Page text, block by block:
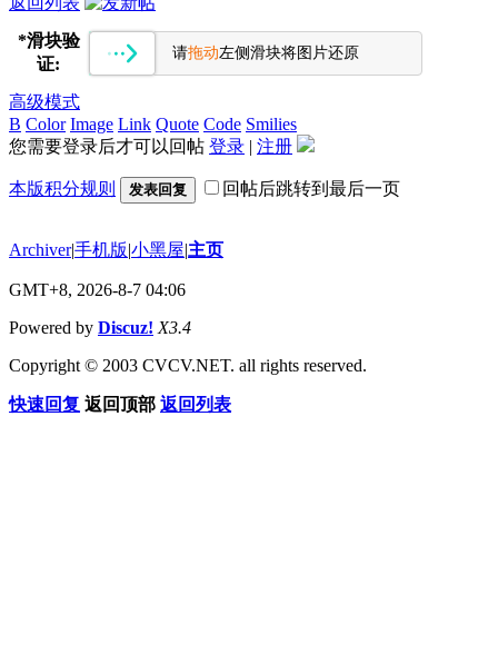
*滑块验
证:
请拖动左侧滑块将图片还原
高级模式
B Color Image Link Quote Code Smilies
您需要登录后才可以回帖 登录 | 注册
本版积分规则 发表回复 回帖后跳转到最后一页
Archiver|手机版|小黑屋|主页
GMT+8, 2026-8-7 04:06
Powered by Discuz! X3.4
Copyright © 2003 CVCV.NET. all rights reserved.
快速回复 返回顶部 返回列表